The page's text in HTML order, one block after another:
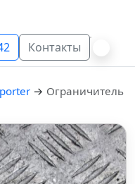
Контакты
→ Ограничитель